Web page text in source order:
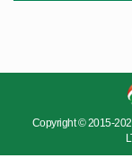
Copyright © 2015-